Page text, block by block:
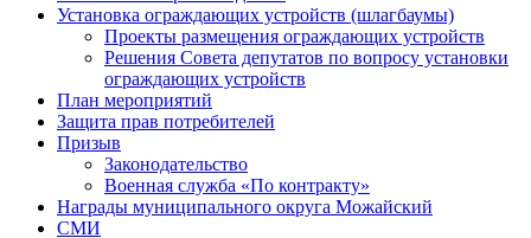
Установка ограждающих устройств (шлагбаумы)
Проекты размещения ограждающих устройств
Решения Совета депутатов по вопросу установки
ограждающих устройств
План мероприятий
Защита прав потребителей
Призыв
Законодательство
Военная служба «По контракту»
Награды муниципального округа Можайский
СМИ